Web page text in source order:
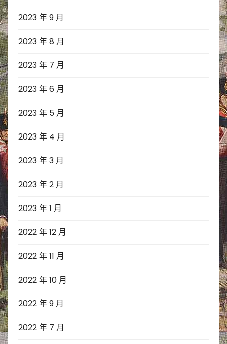
2023 年 9 月
2023 年 8 月
2023 年 7 月
2023 年 6 月
2023 年 5 月
2023 年 4 月
2023 年 3 月
2023 年 2 月
2023 年 1 月
2022 年 12 月
2022 年 11 月
2022 年 10 月
2022 年 9 月
2022 年 7 月